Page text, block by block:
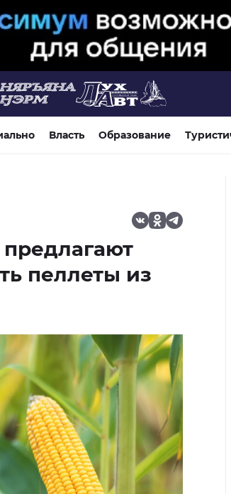
Власть Образование
пеллеты из